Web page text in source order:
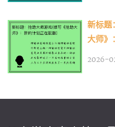
新标题
大师》
2026-